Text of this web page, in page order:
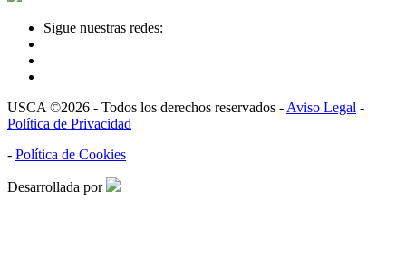
Sigue nuestras redes:
USCA ©2026 - Todos los derechos reservados - Aviso Legal -
Política de Privacidad
- Política de Cookies
Desarrollada por